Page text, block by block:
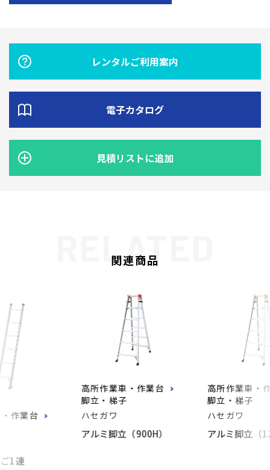
レンタルご利用案内
電子カタログ
見積リストに追加
関連商品
作業台
1連
高所作業車・作業台
脚立・梯子
ハセガワ
アルミ脚立（900H）
高所作業車・
脚立・梯子
ハセガワ
アルミ脚立（